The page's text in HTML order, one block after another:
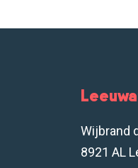
Wijbrand
8921 AL